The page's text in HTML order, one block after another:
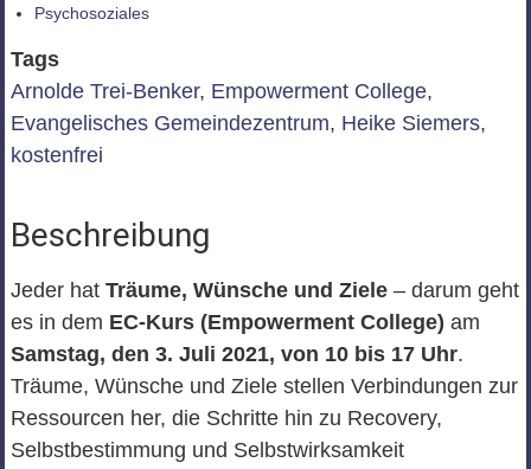
Psychosoziales
Tags
Arnolde Trei-Benker, Empowerment College,
Evangelisches Gemeindezentrum, Heike Siemers,
kostenfrei
Beschreibung
Jeder hat Träume, Wünsche und Ziele– darum geht
es in dem EC-Kurs (Empowerment College) am
Samstag, den 3. Juli 2021, von 10 bis 17 Uhr.
Träume, Wünsche und Ziele stellen Verbindungen zur
Ressourcen her, die Schritte hin zu Recovery,
Selbstbestimmung und Selbstwirksamkeit